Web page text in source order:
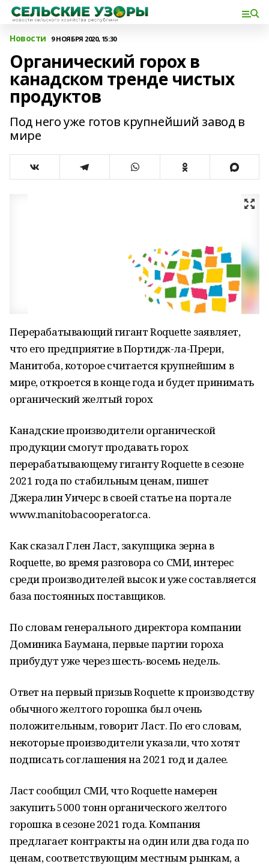
Новости 9 НОЯБРЯ 2020, 15:30
Органический горох в
канадском тренде чистых
продуктов
Под него уже готов крупнейший завод в
мире
Перерабатывающий гигант Roquette заявляет,
что его предприятие в Портидж-ла-Прери,
Манитоба, которое считается крупнейшим в
мире, откроется в конце года и будет принимать
органический желтый горох
Канадские производители органической
продукции смогут продавать горох
перерабатывающему гиганту Roquette в сезоне
2021 года по стабильным ценам, пишет
Джералин Уичерс в своей статье на портале
www.manitobacooperator.ca.
Как сказал Глен Ласт, закупщика зерна в
Roquette, во время разговора со СМИ, интерес
среди производителей высок и уже составляется
база постоянных поставщиков.
По словам генерального директора компании
Доминика Баумана, первые партии гороха
прибудут уже через шесть-восемь недель.
Ответ на первый призыв Roquette к производству
обычного желтого горошка был очень
положительным, говорит Ласт. По его словам,
некоторые производители указали, что хотят
подписать соглашения на 2021 год и далее.
Ласт сообщил СМИ, что Roquette намерен
закупить 5000 тонн органического желтого
горошка в сезоне 2021 года. Компания
предлагает контракты на один или два года по
ценам, соответствующим местным рынкам, а